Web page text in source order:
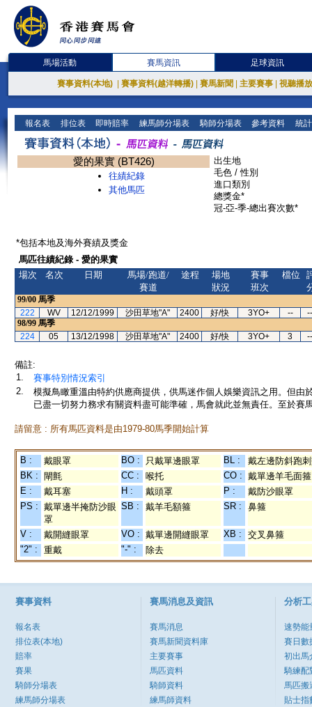
馬場活動 賽馬資訊 足球資訊
賽事資料(本地) 賽事資料(越洋轉播) 賽馬新聞 主要賽事 視聽播
報名表 排位表 即時賠率 練馬師分場表 騎師分場表 參考資料 統
愛的果實 (BT426)
往績紀錄
其他馬匹
出生地
毛色 / 性別
進口類別
總獎金*
冠-亞-季-總出賽次數*
*包括本地及海外賽績及獎金
馬匹往績紀錄 - 愛的果實
場次
名次 日期
馬場/跑道/
賽道
途程
場地
狀況
賽事
班次
檔位
99/00 馬季
222
WV 12/12/1999 沙田草地"A" 2400 好/快 3YO+ --
--
98/99 馬季
224
05 13/12/1998 沙田草地"A" 2400 好/快 3YO+ 3 --
備註:
1.
賽事特別情況索引
2.
模擬鳥瞰重溫由特約供應商提供，供馬迷作個人娛樂資訊之用。但
已盡一切努力務求有關資料盡可能準確，馬會就此並無責任。至於賽
請留意 : 所有馬匹資料是由1979-80馬季開始計算
B : 戴眼罩 BO : 只戴單邊眼罩 BL :
戴左邊防斜跑
BK :
閘氈 CC : 喉托 CO : 戴單邊羊毛面箍
E :
戴耳塞 H : 戴頭罩 P :
戴防沙眼罩
PS : 戴單邊半掩防沙眼
罩
SB : 戴羊毛額箍 SR : 鼻箍
V : 戴開縫眼罩 VO : 戴單邊開縫眼罩 XB :
交叉鼻箍
"2" :
重戴 "-" : 除去
賽事資料
報名表
排位表(本地)
賠率
賽果
騎師分場表
練馬師分場表
賽馬消息及資訊
賽馬消息
賽馬新聞資料庫
主要賽事
馬匹資料
騎師資料
練馬師資料
分析
速勢能
賽日數
初出馬
騎練配
馬匹搬
貼士指